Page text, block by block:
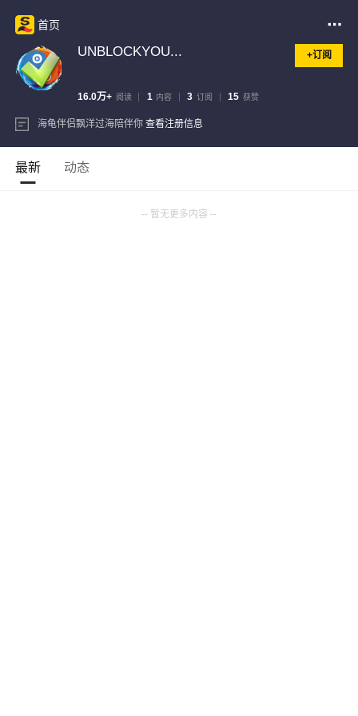
首页
UNBLOCKYOU... +订阅
16.0万+ 阅读 1 内容 3 订阅 15 获赞
海龟伴侣飘洋过海陪伴你 查看注册信息
最新 动态
-- 暂无更多内容 --